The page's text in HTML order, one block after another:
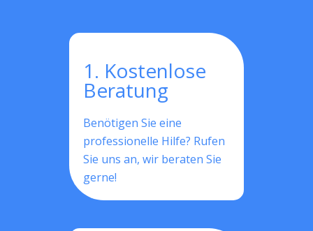
1. Kostenlose
Beratung
Benötigen Sie eine
professionelle Hilfe? Rufen
Sie uns an, wir beraten Sie
gerne!